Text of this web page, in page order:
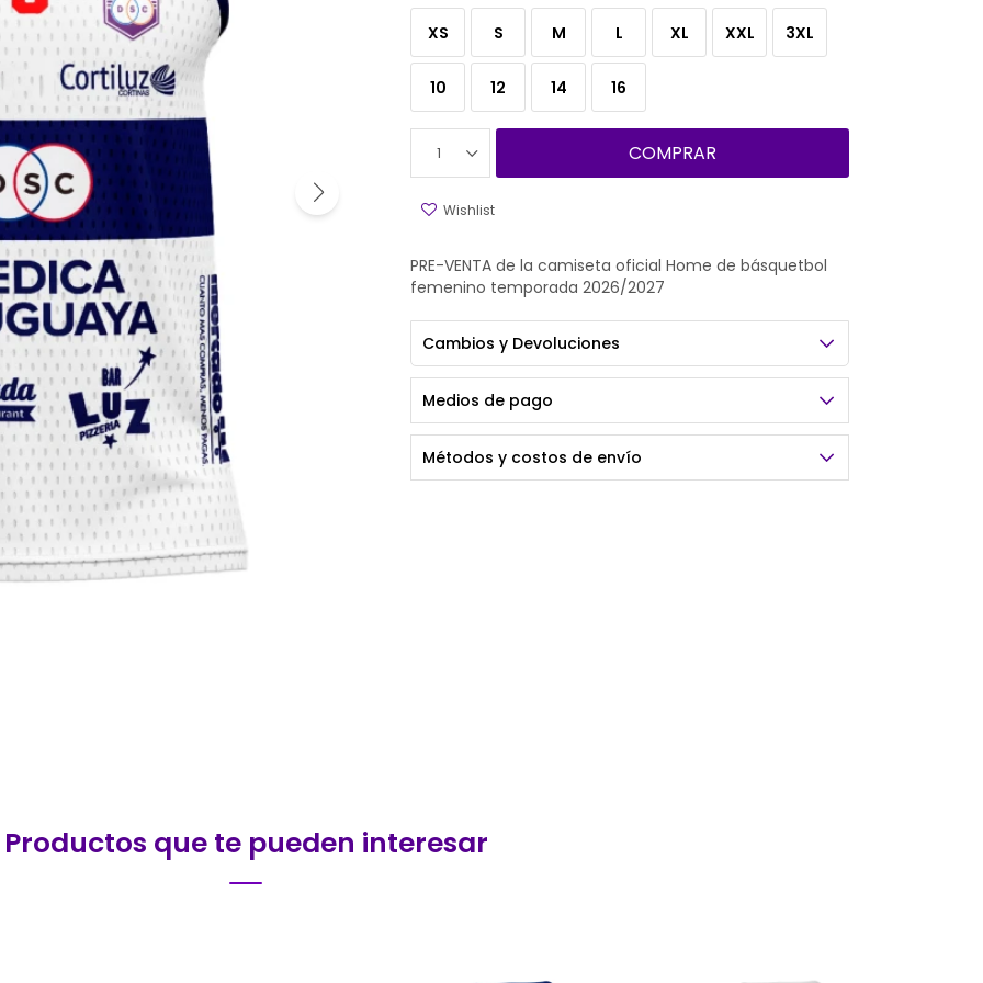
XS S M L XL XXL 3XL
10 12 14 16
1 COMPRAR
PRE-VENTA de la camiseta oficial Home de básquetbol
femenino temporada 2026/2027
Cambios y Devoluciones
Medios de pago
Métodos y costos de envío
Productos que te pueden interesar